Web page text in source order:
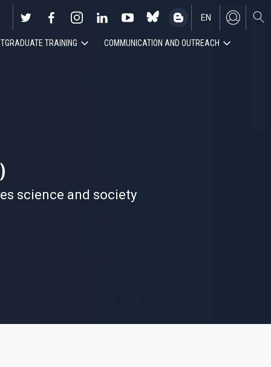
EN
ES
TRAINING COMMUNICATION AND OUTREACH
science and society